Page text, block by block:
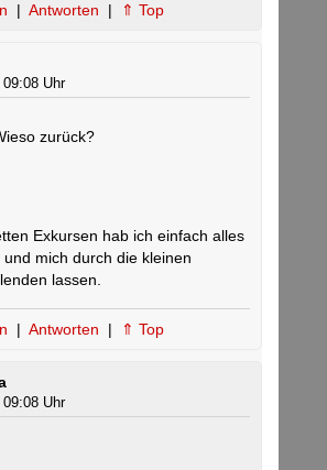
| Antworten | ⇑ Top
Uhr
zurück?
Exkursen hab ich einfach alles
mich durch die kleinen
lassen.
| Antworten | ⇑ Top
Uhr